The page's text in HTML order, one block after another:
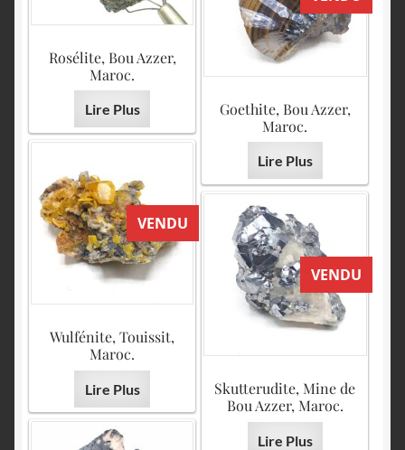
Rosélite, Bou Azzer,
Maroc.
Lire Plus
Goethite, Bou Azzer,
Maroc.
Lire Plus
VENDU
Wulfénite, Touissit,
Maroc.
Lire Plus
VENDU
Skutterudite, Mine de
Bou Azzer, Maroc.
Lire Plus